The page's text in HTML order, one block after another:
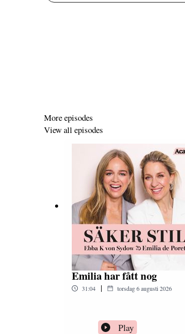
More episodes
View all episodes
Emilia har fått nog
31:04 | torsdag 6 augusti 2026
Play